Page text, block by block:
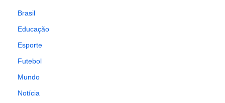
Brasil
Educação
Esporte
Futebol
Mundo
Notícia